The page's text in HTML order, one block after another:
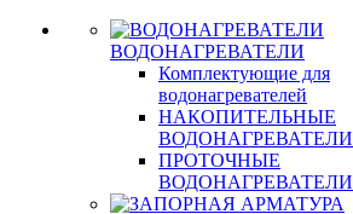
ВОДОНАГРЕВАТЕЛИ
Комплектующие для
водонагревателей
НАКОПИТЕЛЬНЫЕ
ВОДОНАГРЕВАТЕЛИ
ПРОТОЧНЫЕ
ВОДОНАГРЕВАТЕЛИ